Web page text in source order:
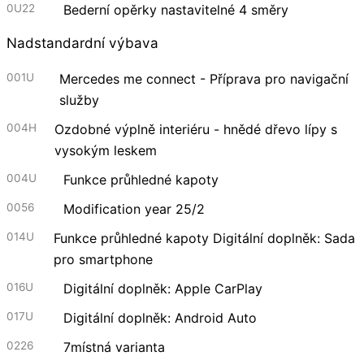
0U22 Bederní opěrky nastavitelné 4 směry
Nadstandardní výbava
001U
Mercedes me connect - Příprava pro navigační
služby
004H
Ozdobné výplně interiéru - hnědé dřevo lípy s
vysokým leskem
004U Funkce průhledné kapoty
0056 Modification year 25/2
014U
Funkce průhledné kapoty Digitální doplněk: Sada
pro smartphone
016U Digitální doplněk: Apple CarPlay
017U Digitální doplněk: Android Auto
0226 7místná varianta